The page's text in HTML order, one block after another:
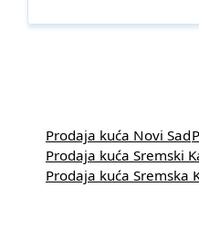
Prodaja kuća Novi Sad
Prodaja kuća Sremski
Prodaja kuća Sremska